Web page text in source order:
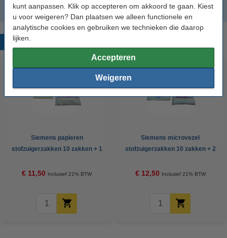
kunt aanpassen. Klik op accepteren om akkoord te gaan. Kiest
u voor weigeren? Dan plaatsen we alleen functionele en
analytische cookies en gebruiken we technieken die daarop
lijken.
Accepteren
Weigeren
Type H
Siemens papieren
stofzuigerzakken 10 zakken + 1
€ 11,50 Inclusief 21% BTW
Siemens microvezel
stofzuigerzakken 10 zakken + 2
€ 12,50 Inclusief 21% BTW